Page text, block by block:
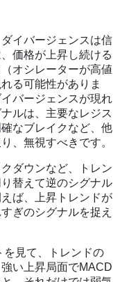
イバージェンスは信
価格が上昇し続ける
オシレーターが高値
る可能性がありま
バージェンスが現れ
ルは、主要なレジス
なブレイクなど、他
、無視すべきです。
ダウンなど、トレン
替えて逆のシグナル
ば、上昇トレンドが
ぎのシグナルを捉え
を見て、トレンドの
い上昇局面でMACD